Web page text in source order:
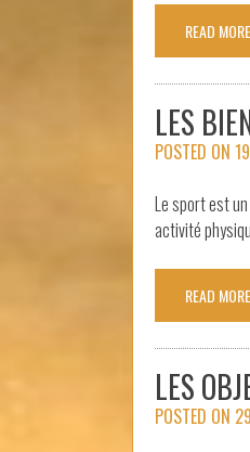
READ MORE
LES
POSTED ON
Le sport est
activité
READ MORE
LES
POSTED ON